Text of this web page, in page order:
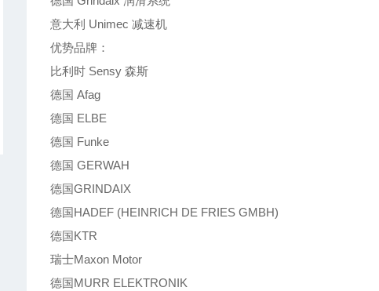
意大利 Unimec 减速机
优势品牌：
比利时 Sensy 森斯
德国 Afag
德国 ELBE
德国 Funke
德国 GERWAH
德国GRINDAIX
德国HADEF (HEINRICH DE FRIES GMBH)
德国KTR
瑞士Maxon Motor
德国MURR ELEKTRONIK